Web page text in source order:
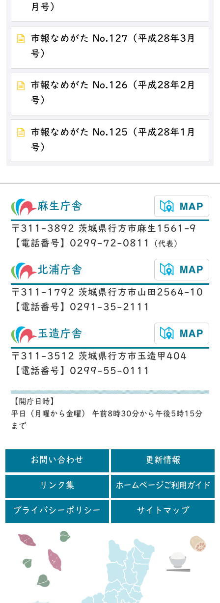
月号）
市報なめがた No.127（平成28年3月
号）
市報なめがた No.126（平成28年2月
号）
市報なめがた No.125（平成28年1月
号）
麻生庁舎
〒311-3892 茨城県行方市麻生1561-9
【電話番号】0299-72-0811
（代表）
北浦庁舎
〒311-1792 茨城県行方市山田2564-10
【電話番号】0291-35-2111
玉造庁舎
〒311-3512 茨城県行方市玉造甲404
【電話番号】0299-55-0111
【開庁日時】
平日（月曜から金曜） 午前8時30分から午後5時15分
まで
お問い合わせ 更新情報
リンク集 ホームページご利用ガイド
プライバシーポリシー サイトマップ